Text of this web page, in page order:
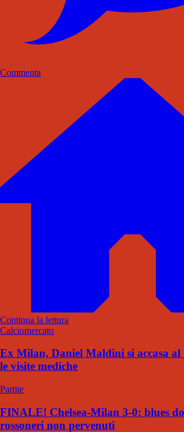
Commenta
Continua la lettura
Calciomercato
Ex Milan, Daniel Maldini si accasa
le visite mediche
Partite
FINALE! Chelsea-Milan 3-0: blues
rossoneri non pervenuti